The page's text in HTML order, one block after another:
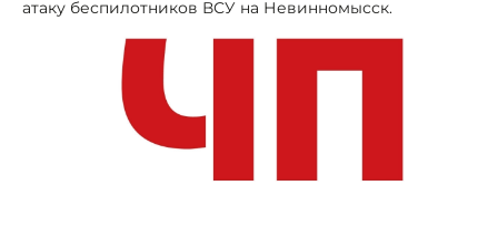
атаку беспилотников ВСУ на Невинномысск.